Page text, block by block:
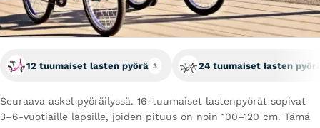
12 tuumaiset lasten pyörä 3 24 tuumaiset lasten
Seuraava askel pyöräilyssä. 16-tuumaiset lastenpyörät sopivat
3–6-vuotiaille lapsille, joiden pituus on noin 100–120 cm. Tämä